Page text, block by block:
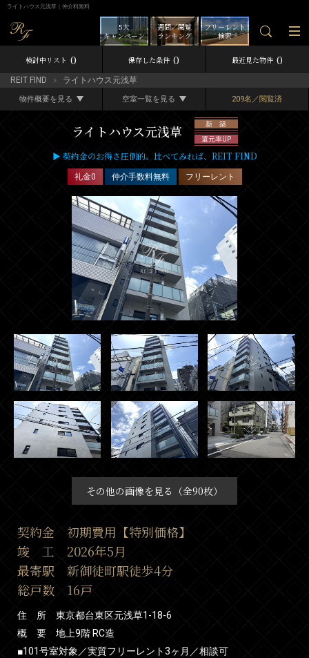
ライトハウス元浅草｜仲介料無料
フリーレント
検索
週間／閲覧
ランキング
5大
キャンペーン
検討中リスト 0 保存した条件 0 最近見た物件 0
REIT FIND ライトハウス元浅草
物件概要を見る 空室一覧を見る 209名／閲覧済
ライトハウス元浅草
新 築
還元率UP
▶ 契約金のお得さ圧倒的。比べてみれば、REIT FIND
礼金0 仲介手数料無料 フリーレント
その他の画像を見る（全90枚）
契約金 初期費用【特別価格】
竣 工 2026年5月
最寄駅 新御徒町駅徒歩4分
総戸数 16戸
住 所 東京都台東区元浅草1-18-6
概 要 地上9階 RC造
■101号室対象／実質フリーレント3ヶ月／相談可